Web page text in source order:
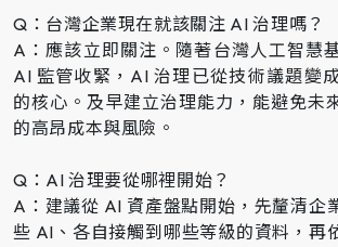
Q：台灣企業現在就該關注 AI 治理嗎？
A：應該立即關注。隨著台灣人工智慧
AI 監管收緊，AI 治理已從技術議題變
的核心。及早建立治理能力，能避免未
的高昂成本與風險。
Q：AI 治理要從哪裡開始？
A：建議從 AI 資產盤點開始，先釐清企
些 AI、各自接觸到哪些等級的資料，再